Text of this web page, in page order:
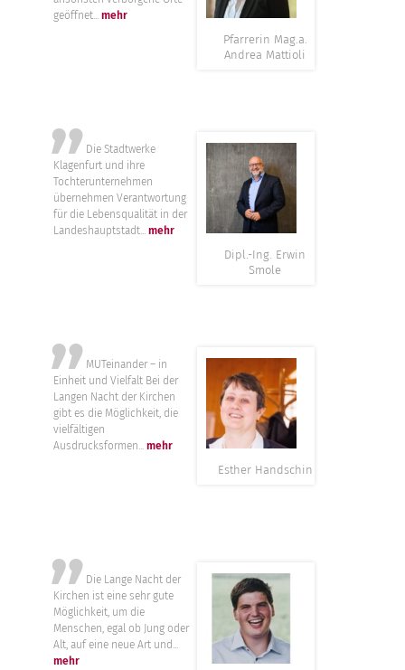
geöffnet...mehr
Pfarrerin Mag.a.
Andrea Mattioli
”
Die Stadtwerke
Klagenfurt und ihre
Tochterunternehmen
übernehmen Verantwortung
für die Lebensqualität in der
Landeshauptstadt...mehr
Dipl.-Ing. Erwin
Smole
”
MUTeinander – in
Einheit und Vielfalt Bei der
Langen Nacht der Kirchen
gibt es die Möglichkeit, die
vielfältigen
Ausdrucksformen...mehr
Esther Handschin
”
Die Lange Nacht der
Kirchen ist eine sehr gute
Möglichkeit, um die
Menschen, egal ob Jung oder
Alt, auf eine neue Art und...
mehr